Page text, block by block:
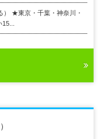
） ★東京・千葉・神奈川・
15...